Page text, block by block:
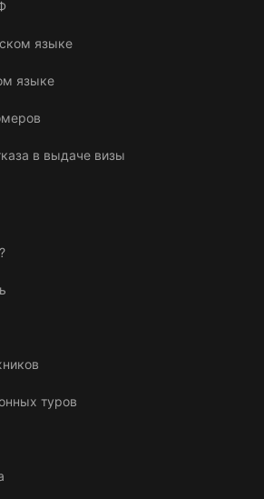
языке
языке
в выдаче визы
туров